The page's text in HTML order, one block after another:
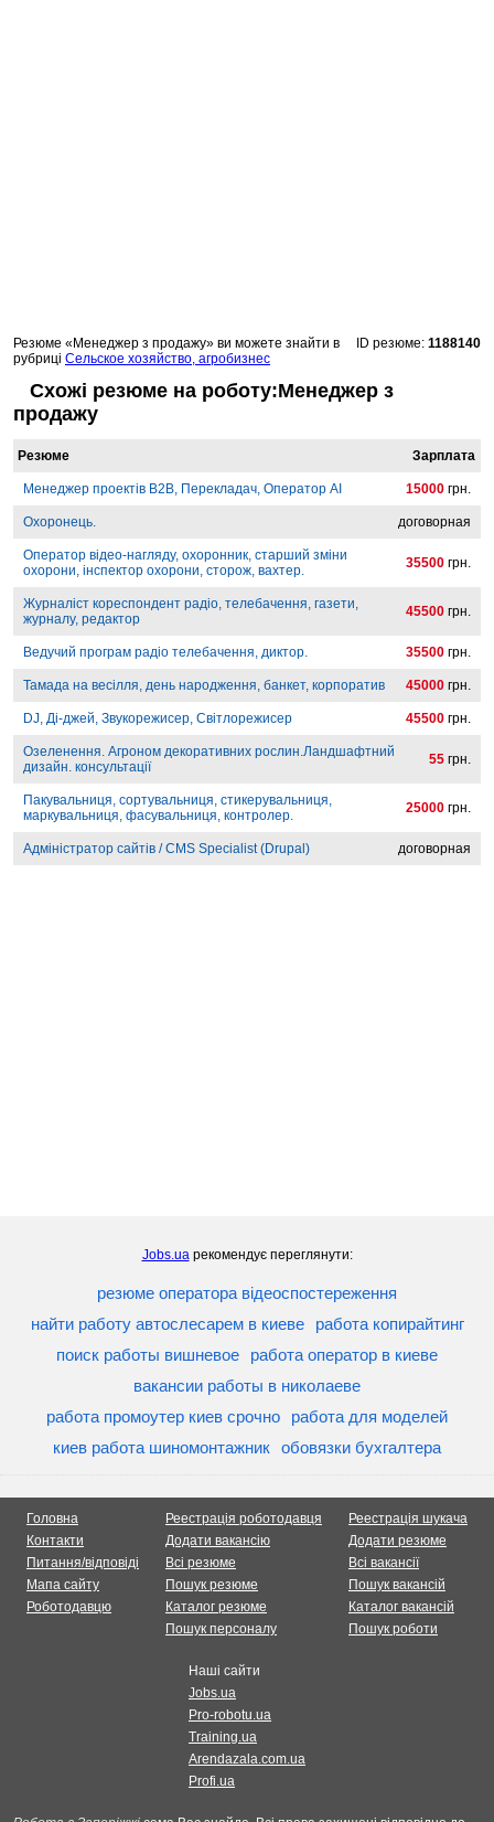
Резюме «Менеджер з продажу» ви можете знайти в
рубриці Сельское хозяйство, агробизнес
ID резюме: 1188140
Схожі резюме на роботу:Менеджер з
продажу
Резюме Зарплата
Менеджер проектів B2B, Перекладач, Оператор AI 15000 грн.
Охоронець. договорная
Оператор відео-нагляду, охоронник, старший зміни
охорони, інспектор охорони, сторож, вахтер.
35500 грн.
Журналіст кореспондент радіо, телебачення, газети,
журналу, редактор
45500 грн.
Ведучий програм радіо телебачення, диктор. 35500 грн.
Тамада на весілля, день народження, банкет, корпоратив 45000 грн.
DJ, Ді-джей, Звукорежисер, Світлорежисер 45500 грн.
Озеленення. Агроном декоративних рослин.Ландшафтний
дизайн. консультації
55 грн.
Пакувальниця, сортувальниця, стикерувальниця,
маркувальниця, фасувальниця, контролер.
25000 грн.
Адміністратор сайтів / CMS Specialist (Drupal) договорная
Jobs.uaрекомендує переглянути:
резюме оператора відеоспостереження
найти работу автослесарем в киеве
работа копирайтинг
поиск работы вишневое
работа оператор в киеве
вакансии работы в николаеве
работа промоутер киев срочно
работа для моделей
киев работа шиномонтажник обовязки бухгалтера
Головна
Контакти
Питання/відповіді
Мапа сайту
Роботодавцю
Реестрація роботодавця
Додати вакансію
Всі резюме
Пошук резюме
Каталог резюме
Пошук персоналу
Реестрація шукача
Додати резюме
Всі вакансії
Пошук вакансій
Каталог вакансій
Пошук роботи
Наші сайти
Jobs.ua
Pro-robotu.ua
Training.ua
Arendazala.com.ua
Profi.ua